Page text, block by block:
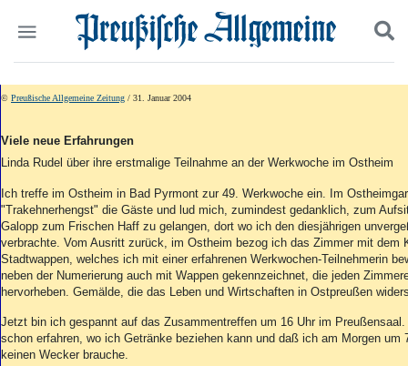
Politik
Panorama
Gesellschaft
Leben
Geschichte
Ostpreußen
Pommern
Berlin-Brandenburg
Schlesien
Danzig und Westpreußen
Bücher
Suchen und finden
© Preußische Allgemeine Zeitung / 31. Januar 2004
Viele neue Erfahrungen
Linda Rudel über ihre erstmalige Teilnahme an der Werkwoche im Ostheim
Ich treffe im Ostheim in Bad Pyrmont zur 49. Werkwoche ein. Im
"Trakehnerhengst" die Gäste und lud mich, zumindest gedanklich, zum
Galopp zum Frischen Haff zu gelangen, dort wo ich den diesjährigen
verbrachte. Vom Ausritt zurück, im Ostheim bezog ich das Zimmer mit dem
Stadtwappen, welches ich mit einer erfahrenen Werkwochen-Teilnehmerin
neben der Numerierung auch mit Wappen gekennzeichnet, die jeden
hervorheben. Gemälde, die das Leben und Wirtschaften in Ostpreußen
Jetzt bin ich gespannt auf das Zusammentreffen um 16 Uhr im
schon erfahren, wo ich Getränke beziehen kann und daß ich am Morgen um
keinen Wecker brauche.